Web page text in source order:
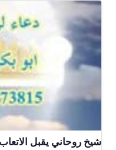
شيخ روحاني يقبل الاتعاب